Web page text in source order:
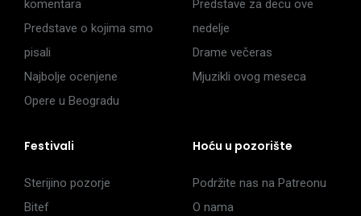
komentara
Predstave o kojima smo
pisali
Najbolje ocenjene
Opere u Beogradu
Predstave za decu ove
nedelje
Drame večeras
Mjuzikli ovog meseca
Festivali
Sterijino pozorje
Bitef
Hoću u pozorište
Podržite nas na Patreonu
O nama